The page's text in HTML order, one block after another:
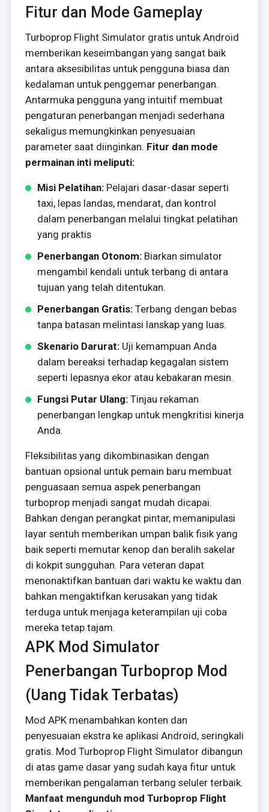
Fitur dan Mode Gameplay
Turboprop Flight Simulator gratis untuk Android
memberikan keseimbangan yang sangat baik
antara aksesibilitas untuk pengguna biasa dan
kedalaman untuk penggemar penerbangan.
Antarmuka pengguna yang intuitif membuat
pengaturan penerbangan menjadi sederhana
sekaligus memungkinkan penyesuaian
parameter saat diinginkan. Fitur dan mode
permainan inti meliputi:
Misi Pelatihan:Pelajari dasar-dasar seperti
taxi, lepas landas, mendarat, dan kontrol
dalam penerbangan melalui tingkat pelatihan
yang praktis
Penerbangan Otonom:Biarkan simulator
mengambil kendali untuk terbang di antara
tujuan yang telah ditentukan.
Penerbangan Gratis:Terbang dengan bebas
tanpa batasan melintasi lanskap yang luas.
Skenario Darurat:Uji kemampuan Anda
dalam bereaksi terhadap kegagalan sistem
seperti lepasnya ekor atau kebakaran mesin.
Fungsi Putar Ulang:Tinjau rekaman
penerbangan lengkap untuk mengkritisi kinerja
Anda.
Fleksibilitas yang dikombinasikan dengan
bantuan opsional untuk pemain baru membuat
penguasaan semua aspek penerbangan
turboprop menjadi sangat mudah dicapai.
Bahkan dengan perangkat pintar, memanipulasi
layar sentuh memberikan umpan balik fisik yang
baik seperti memutar kenop dan beralih sakelar
di kokpit sungguhan. Para veteran dapat
menonaktifkan bantuan dari waktu ke waktu dan
bahkan mengaktifkan kerusakan yang tidak
terduga untuk menjaga keterampilan uji coba
mereka tetap tajam.
APK Mod Simulator
Penerbangan Turboprop Mod
(Uang Tidak Terbatas)
Mod APK menambahkan konten dan
penyesuaian ekstra ke aplikasi Android, seringkali
gratis. Mod Turboprop Flight Simulator dibangun
di atas game dasar yang sudah kaya fitur untuk
memberikan pengalaman terbang seluler terbaik.
Manfaat mengunduh mod Turboprop Flight